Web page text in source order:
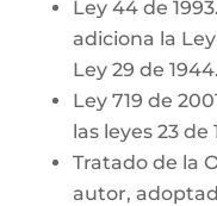
Ley 44 de
adiciona la
Ley 29 de 1944.
Ley 719 de
las leyes 23 de
Tratado de la
autor,